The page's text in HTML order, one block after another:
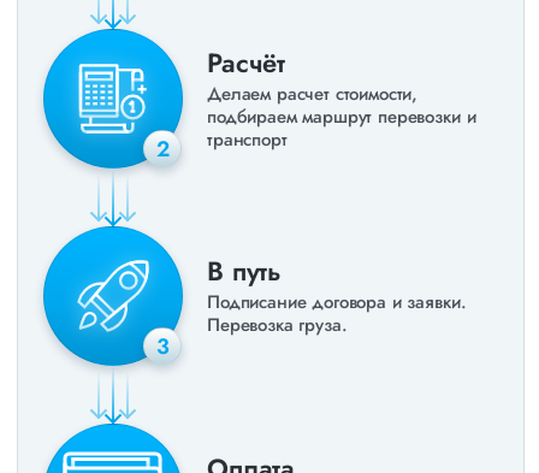
2
Расчёт
Делаем расчет стоимости,
подбираем маршрут перевозки и
транспорт
3
В путь
Подписание договора и заявки.
Перевозка груза.